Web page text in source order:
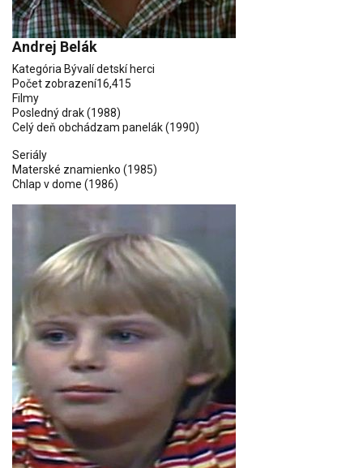
Andrej Belák
Kategória Bývalí detskí herci
Počet zobrazení16,415
Filmy
Posledný drak(1988)
Celý deň obchádzam panelák(1990)
Seriály
Materské znamienko (1985)
Chlap v dome (1986)